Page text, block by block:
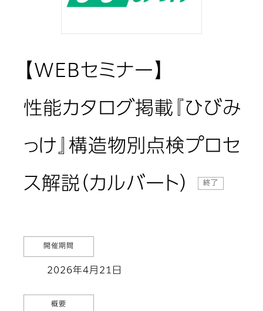
【WEBセミナー】
性能カタログ掲載『ひびみ
っけ』構造物別点検プロセ
ス解説（カルバート）
終了
開催期間
2026年4月21日
概要